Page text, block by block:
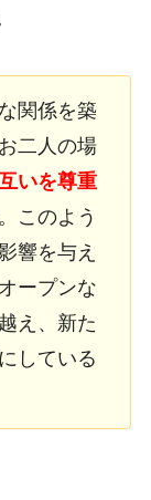
関係を築
二人の場
いを尊重
このよう
響を与え
ープンな
え、新た
している